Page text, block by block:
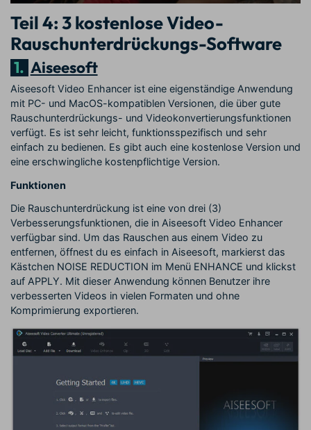
Teil 4: 3 kostenlose Video-
Rauschunterdrückungs-Software
1. Aiseesoft
Aiseesoft Video Enhancer ist eine eigenständige Anwendung
mit PC- und MacOS-kompatiblen Versionen, die über gute
Rauschunterdrückungs- und Videokonvertierungsfunktionen
verfügt. Es ist sehr leicht, funktionsspezifisch und sehr
einfach zu bedienen. Es gibt auch eine kostenlose Version und
eine erschwingliche kostenpflichtige Version.
Funktionen
Die Rauschunterdrückung ist eine von drei (3)
Verbesserungsfunktionen, die in Aiseesoft Video Enhancer
verfügbar sind. Um das Rauschen aus einem Video zu
entfernen, öffnest du es einfach in Aiseesoft, markierst das
Kästchen NOISE REDUCTION im Menü ENHANCE und klickst
auf APPLY. Mit dieser Anwendung können Benutzer ihre
verbesserten Videos in vielen Formaten und ohne
Komprimierung exportieren.